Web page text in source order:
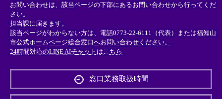
お問い合わせは、該当ページの下部にあるお問い合わせから行ってくだ
さい。
担当課に届きます。
該当ページがわからない方は、電話0773-22-6111（代表）または福知山
市公式ホームページ総合窓口へお問い合わせください。
24時間対応のLINE AIチャットはこちら
外
リ
窓口業務取扱時間